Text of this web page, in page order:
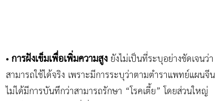
•การฝังเข็มเพื่อเพิ่มความสูง ยังไม่เป็นที่ระบุอย่างชัดเจนว่า
สามารถใช้ได้จริง เพราะมีการระบุว่าตามตำราแพทย์แผนจีน
ไม่ได้มีการบันทึกว่าสามารถรักษา “โรคเตี้ย” โดยส่วนใหญ่